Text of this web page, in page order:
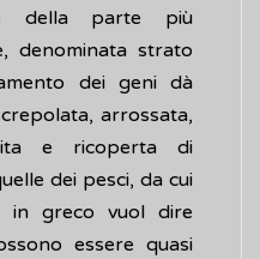
della parte più
denominata strato
dei geni dà
arrossata,
e ricoperta di
dei pesci, da cui
in greco vuol dire
essere quasi